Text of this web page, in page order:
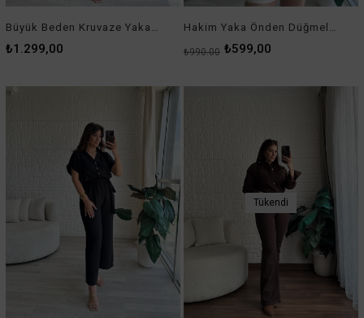
Büyük Beden Kruvaze Yaka Aerobin Tulum Siyah
₺1.299,00
Hakim Yaka Önden Düğmeli Orijinal Marka Tulum
₺599,00
₺990,00
Tükendi